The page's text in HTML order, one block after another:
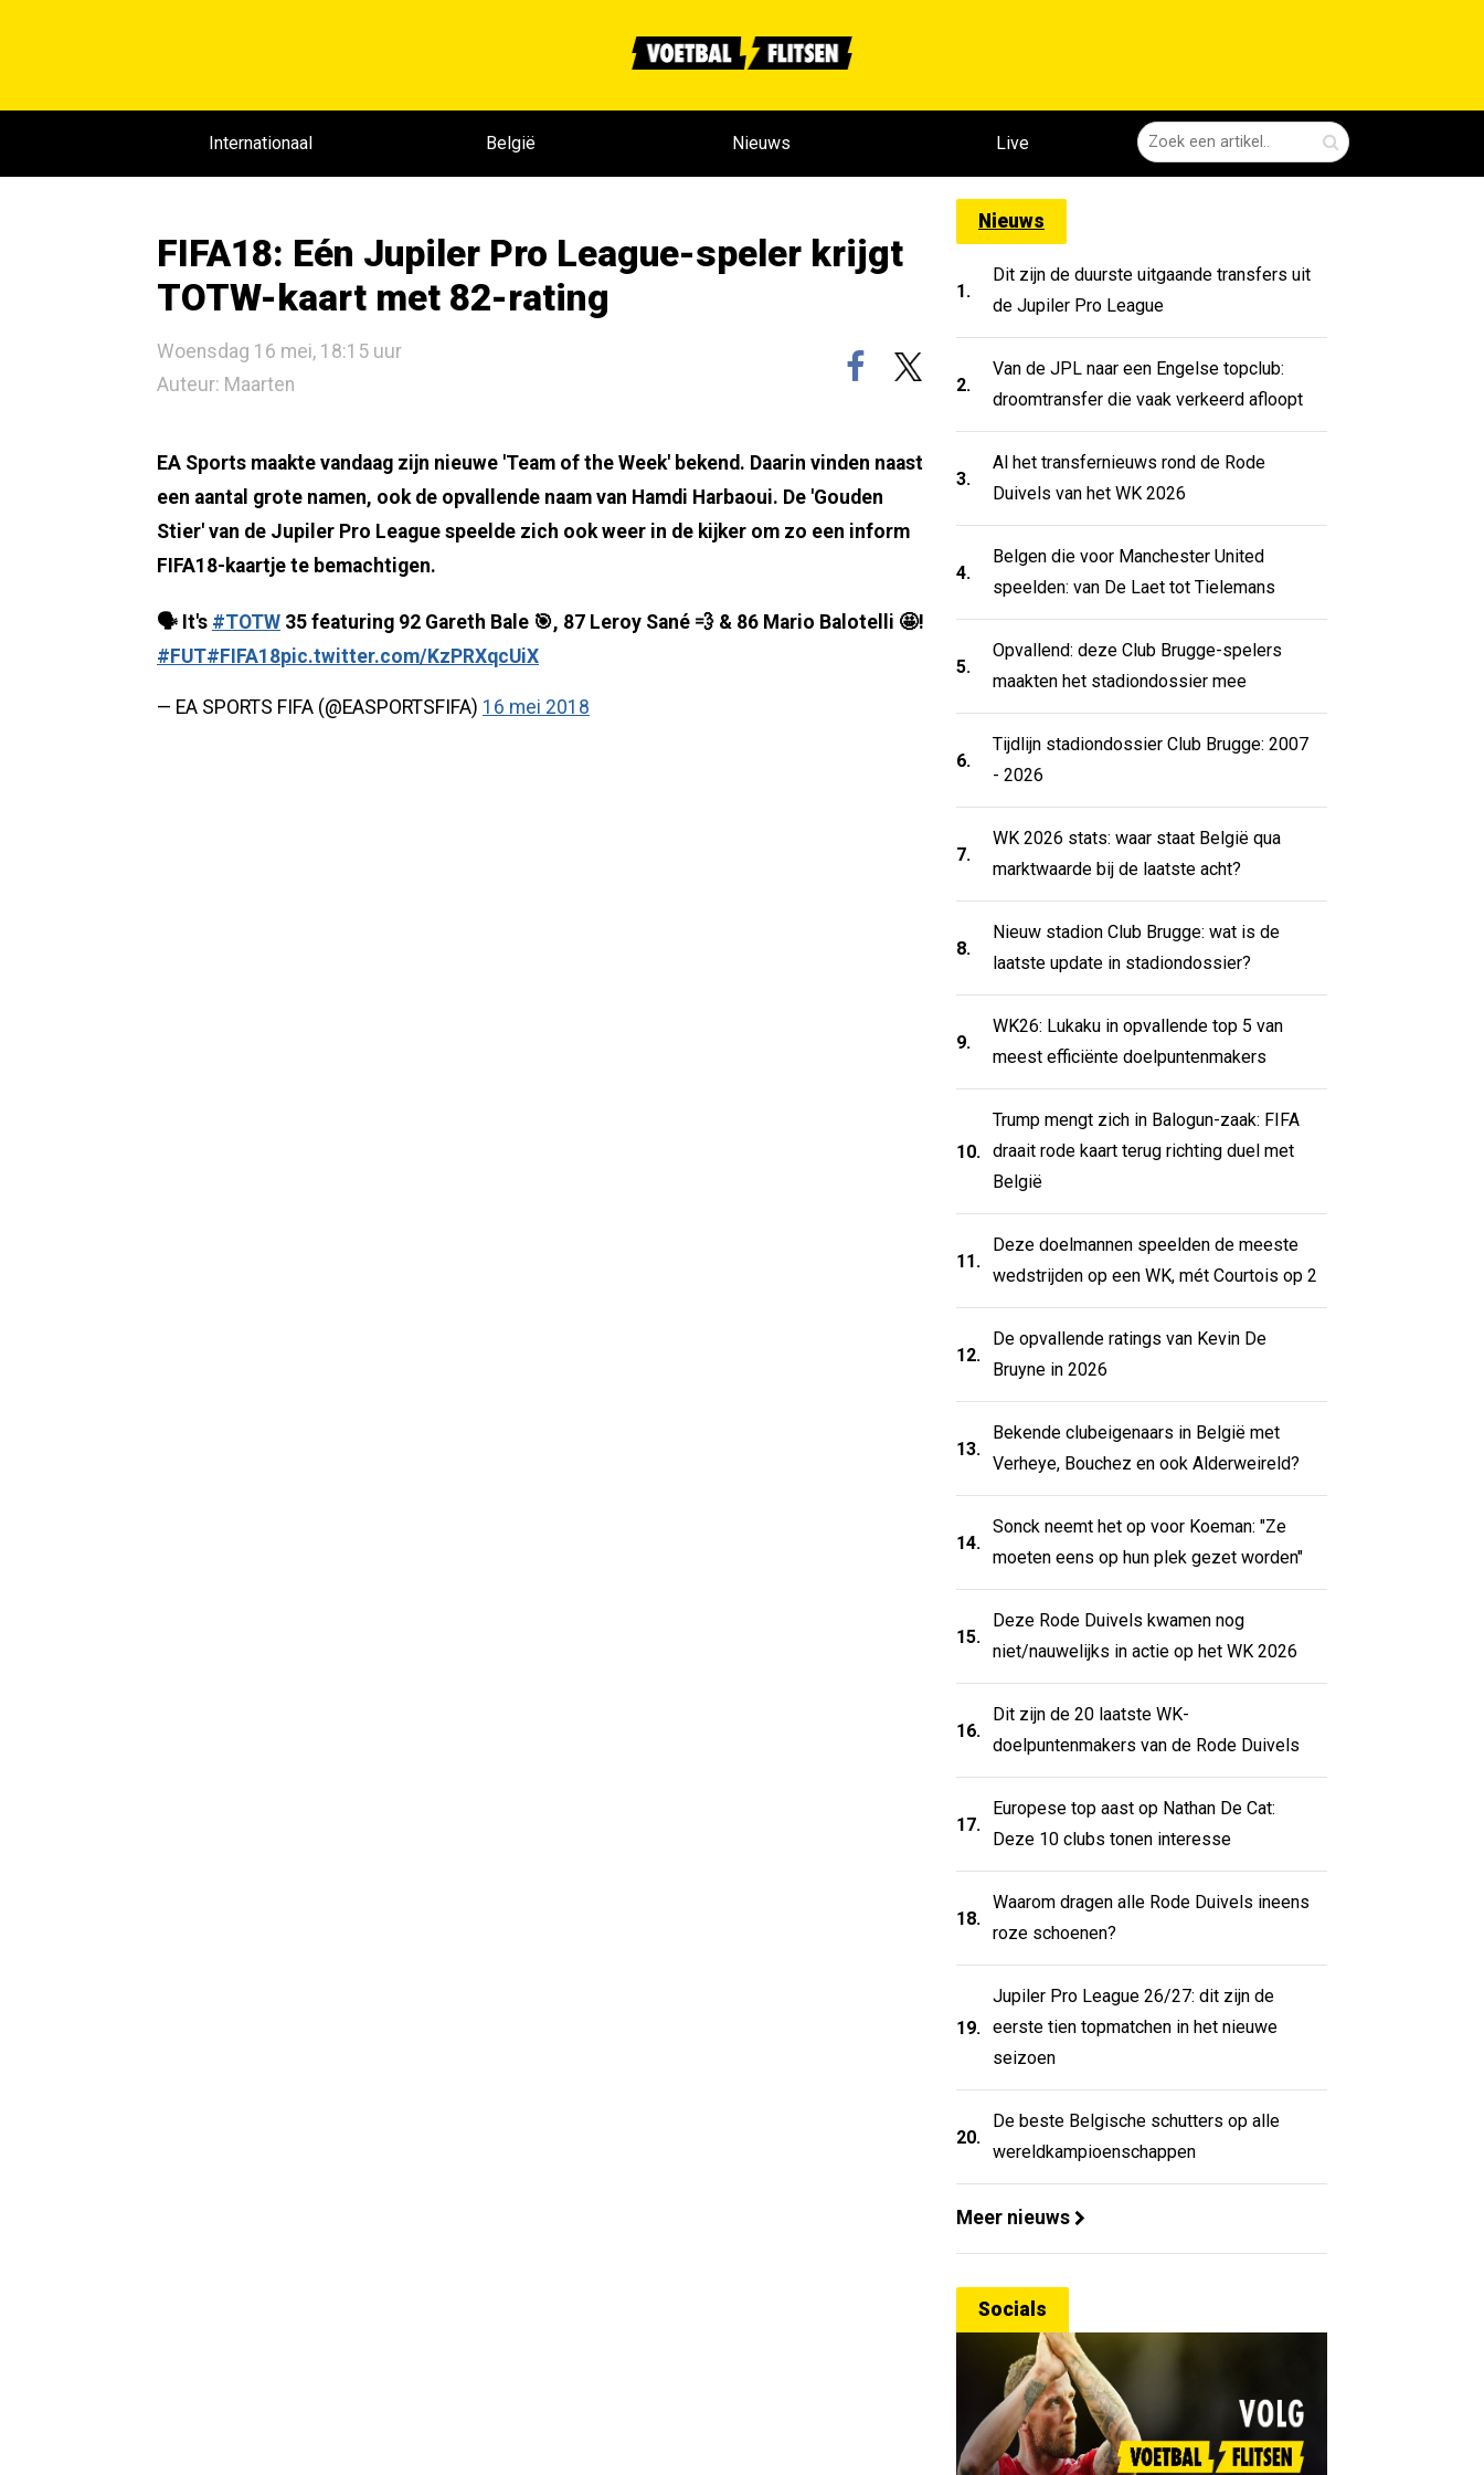
Internationaal België Nieuws Live
FIFA18: Eén Jupiler Pro League-speler krijgt
TOTW-kaart met 82-rating
Woensdag 16 mei, 18:15 uur
Auteur: Maarten
EA Sports maakte vandaag zijn nieuwe 'Team of the Week' bekend. Daarin vinden naast
een aantal grote namen, ook de opvallende naam van Hamdi Harbaoui. De 'Gouden
Stier' van de Jupiler Pro League speelde zich ook weer in de kijker om zo een inform
FIFA18-kaartje te bemachtigen.
🗣️ It's #TOTW 35 featuring 92 Gareth Bale 🎯, 87 Leroy Sané 💨 & 86 Mario Balotelli 🤩!
#FUT#FIFA18pic.twitter.com/KzPRXqcUiX
— EA SPORTS FIFA (@EASPORTSFIFA) 16 mei 2018
Nieuws
1.
Dit zijn de duurste uitgaande transfers uit
de Jupiler Pro League
2.
Van de JPL naar een Engelse topclub:
droomtransfer die vaak verkeerd afloopt
3.
Al het transfernieuws rond de Rode
Duivels van het WK 2026
4.
Belgen die voor Manchester United
speelden: van De Laet tot Tielemans
5.
Opvallend: deze Club Brugge-spelers
maakten het stadiondossier mee
6.
Tijdlijn stadiondossier Club Brugge: 2007
- 2026
7.
WK 2026 stats: waar staat België qua
marktwaarde bij de laatste acht?
8.
Nieuw stadion Club Brugge: wat is de
laatste update in stadiondossier?
9.
WK26: Lukaku in opvallende top 5 van
meest efficiënte doelpuntenmakers
10.
Trump mengt zich in Balogun-zaak: FIFA
draait rode kaart terug richting duel met
België
11.
Deze doelmannen speelden de meeste
wedstrijden op een WK, mét Courtois op 2
12.
De opvallende ratings van Kevin De
Bruyne in 2026
13.
Bekende clubeigenaars in België met
Verheye, Bouchez en ook Alderweireld?
14.
Sonck neemt het op voor Koeman: "Ze
moeten eens op hun plek gezet worden"
15.
Deze Rode Duivels kwamen nog
niet/nauwelijks in actie op het WK 2026
16.
Dit zijn de 20 laatste WK-
doelpuntenmakers van de Rode Duivels
17.
Europese top aast op Nathan De Cat:
Deze 10 clubs tonen interesse
18.
Waarom dragen alle Rode Duivels ineens
roze schoenen?
19.
Jupiler Pro League 26/27: dit zijn de
eerste tien topmatchen in het nieuwe
seizoen
20.
De beste Belgische schutters op alle
wereldkampioenschappen
Meer nieuws
Socials